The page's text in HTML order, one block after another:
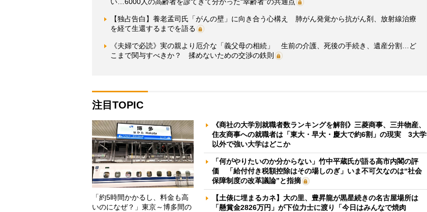
【独占告白】養老孟司氏「がんの壁」に向き合う心構え 肺がん発覚から抗がん剤、放射線治療
を経て生還するまでを語る
《夫婦で必読》実の親より厄介な「義父母の相続」 生前の介護、死後の手続き、遺産分割…ど
こまで関与すべきか？ 揉めないための交渉の鉄則
注目TOPIC
「約5時間かかるし、料金も高
いのになぜ？」東京～博多間の
《商社の大学別就職者数ランキングを解剖》三菱商事、三井物産、
住友商事への就職者は「東大・早大・慶大で約6割」の現実 3大学
以外で強い大学はどこか
「何がやりたいのか分からない」竹中平蔵氏が語る高市内閣の評
価 「給付付き税額控除はその場しのぎ」いま不可欠なのは“社会
保障制度の改革議論”と指摘
【土俵に埋まるカネ】大の里、豊昇龍が黒星続きの名古屋場所は
「懸賞金2826万円」が下位力士に渡り「今日はみんなで焼肉